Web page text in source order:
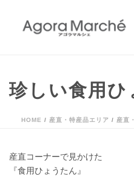
珍しい食用ひ
HOME / 産直・特産品エリア / 産直
産直コーナーで見かけた
『食用ひょうたん』